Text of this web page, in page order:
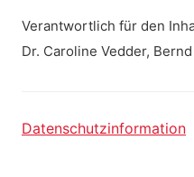
Verantwortlich für den
Dr. Caroline Vedder,
Datenschutzinformation